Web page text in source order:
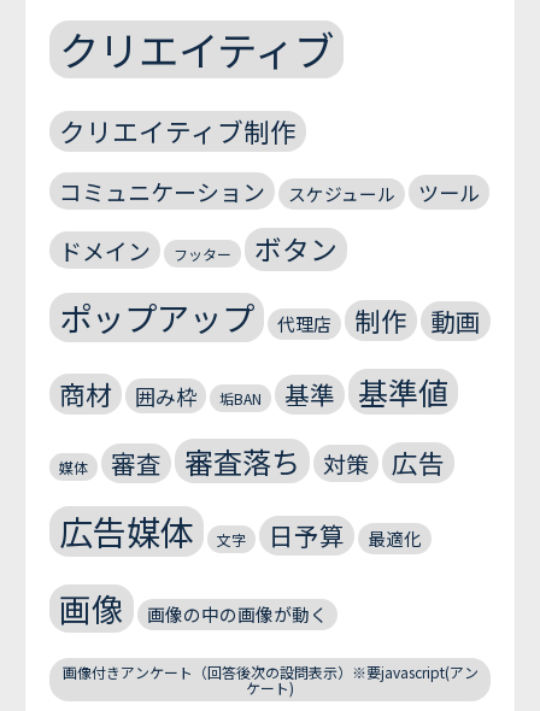
クリエイティブ
クリエイティブ制作
コミュニケーション スケジュール ツール
ドメイン フッター ボタン
ポップアップ 代理店 制作 動画
商材 囲み枠 垢BAN 基準 基準値
媒体 審査 審査落ち 対策 広告
広告媒体 文字 日予算 最適化
画像 画像の中の画像が動く
画像付きアンケート（回答後次の設問表示）※要javascript(アン
ケート)